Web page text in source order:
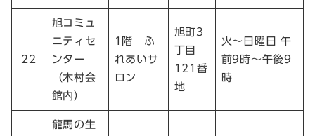
22
旭コミュ
ニティセ
ンター
（木村会
館内）
1階 ふ
れあいサ
ロン
旭町3
丁目
121番
地
火～日曜日 午
前9時～午後9
時
龍馬の生